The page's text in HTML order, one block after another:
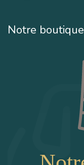
Notre boutique